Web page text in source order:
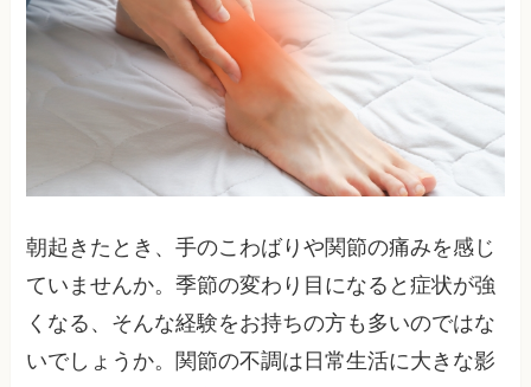
朝起きたとき、手のこわばりや関節の痛みを感じ
ていませんか。季節の変わり目になると症状が強
くなる、そんな経験をお持ちの方も多いのではな
いでしょうか。関節の不調は日常生活に大きな影